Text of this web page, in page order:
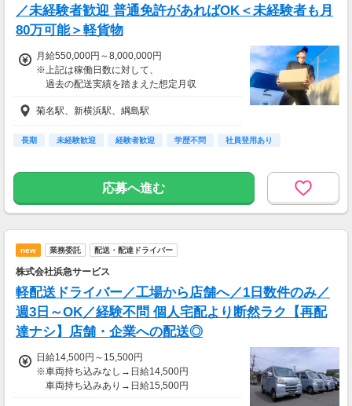
／未経験者歓迎 普通免許があればOK＜未経験者も月
80万可能＞軽貨物
月給550,000円～8,000,000円
※上記は稼働日数に対して、
過去の配送実績を踏まえた想定月収
☆ご家庭への配送：1件170円
☆ポストへの投函：1件50円
┗1日150個程度の配送(予定)
＼未経験者も安心♪最低保証制度あり／
￣￣￣￣￣￣￣￣￣￣￣￣￣￣￣￣￣
菊名駅、新横浜駅、綱島駅
長期 未経験歓迎 経験者歓迎 学歴不問 社員登用あり
応募へ進む
new 業務委託 配送・配達ドライバー
株式会社浜急サービス
軽配送ドライバー／工場から店舗へ／1日数件のみ／
週3日～OK／経験不問 個人宅配より断然ラク【再配
達ナシ】店舗・企業への配送◎
日給14,500円～15,500円
※車両持ち込みなし→日給14,500円
車両持ち込みあり→日給15,500円